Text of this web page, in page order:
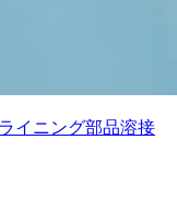
イニング部品溶接